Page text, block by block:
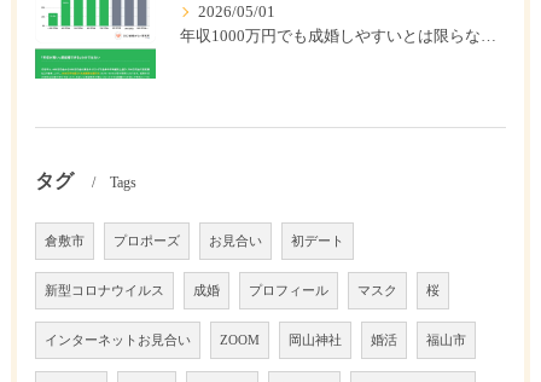
2026/05/01
年収1000万円でも成婚しやすいとは限らない? 「年収帯別の成婚率」のリアル
タグ Tags
倉敷市 プロポーズ お見合い 初デート
新型コロナウイルス 成婚 プロフィール マスク 桜
インターネットお見合い ZOOM 岡山神社 婚活 福山市